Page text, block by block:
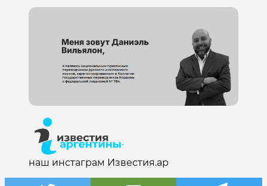
наш инстаграм Известия.ар